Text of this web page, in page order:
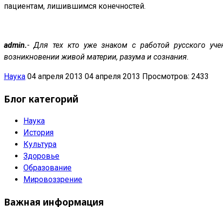
пациентам, лишившимся конечностей.
admin.- Для тех кто уже знаком с работой русского
возникновении живой материи, разума и сознания.
Наука 04 апреля 2013 04 апреля 2013 Просмотров: 2433
Блог категорий
Наука
История
Культура
Здоровье
Образование
Мировоззрение
Важная информация